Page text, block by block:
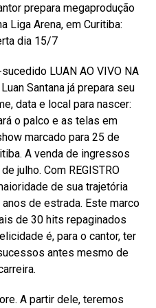
prepara megaprodução
Liga Arena, em Curitiba:
dia 15/7
LUAN AO VIVO NA
Santana já prepara seu
data e local para nascer:
o palco e as telas em
marcado para 25 de
A venda de ingressos
julho. Com REGISTRO
de sua trajetória
de estrada. Este marco
de 30 hits repaginados
é, para o cantor, ter
antes mesmo de
A partir dele, teremos